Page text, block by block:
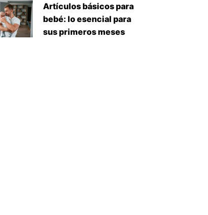
Artículos básicos para
bebé: lo esencial para
sus primeros meses